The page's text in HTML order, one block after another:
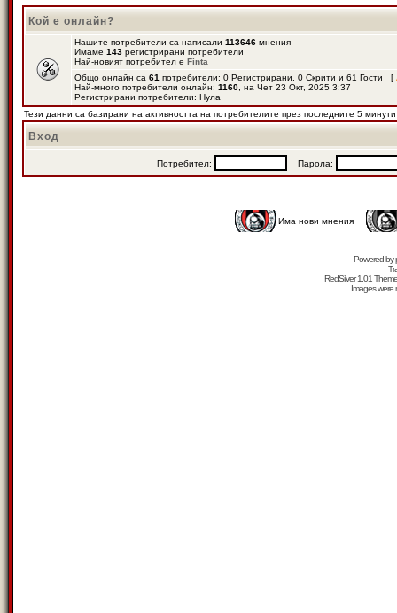
Кой е онлайн?
Нашите потребители са написали 113646 мнения
Имаме 143 регистрирани потребители
Най-новият потребител е Finta
Общо онлайн са 61 потребители: 0 Регистрирани, 0 Скрити и 61 Гости [
Най-много потребители онлайн: 1160 , на Чет 23 Окт, 2025 3:37
Регистрирани потребители: Нула
Тези данни са базирани на активността на потребителите през последните 5 минути
Вход
Потребител: Парола:
Има нови мнения
Powered by
RedSilver 1.01
Images were